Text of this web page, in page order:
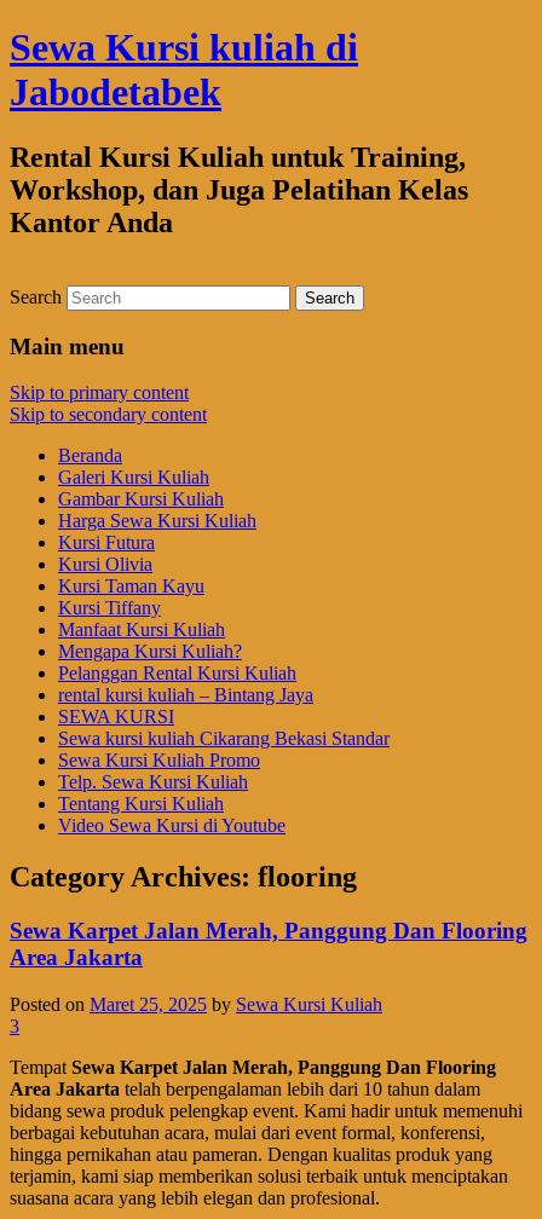
Sewa Kursi kuliah di
Jabodetabek
Rental Kursi Kuliah untuk Training,
Workshop, dan Juga Pelatihan Kelas
Kantor Anda
Search
Main menu
Skip to primary content
Skip to secondary content
Beranda
Galeri Kursi Kuliah
Gambar Kursi Kuliah
Harga Sewa Kursi Kuliah
Kursi Futura
Kursi Olivia
Kursi Taman Kayu
Kursi Tiffany
Manfaat Kursi Kuliah
Mengapa Kursi Kuliah?
Pelanggan Rental Kursi Kuliah
rental kursi kuliah – Bintang Jaya
SEWA KURSI
Sewa kursi kuliah Cikarang Bekasi Standar
Sewa Kursi Kuliah Promo
Telp. Sewa Kursi Kuliah
Tentang Kursi Kuliah
Video Sewa Kursi di Youtube
Category Archives: flooring
Sewa Karpet Jalan Merah, Panggung Dan Flooring
Area Jakarta
Posted on Maret 25, 2025 by Sewa Kursi Kuliah
3
Tempat Sewa Karpet Jalan Merah, Panggung Dan Flooring
Area Jakarta telah berpengalaman lebih dari 10 tahun dalam
bidang sewa produk pelengkap event. Kami hadir untuk memenuhi
berbagai kebutuhan acara, mulai dari event formal, konferensi,
hingga pernikahan atau pameran. Dengan kualitas produk yang
terjamin, kami siap memberikan solusi terbaik untuk menciptakan
suasana acara yang lebih elegan dan profesional.